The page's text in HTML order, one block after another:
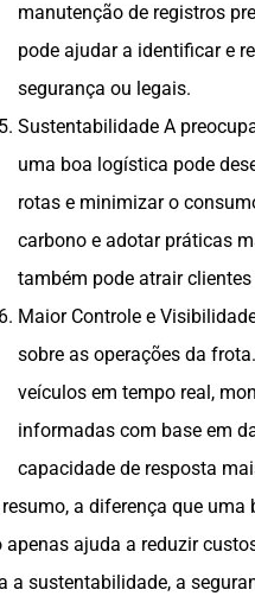
manutenção de registros
pode ajudar a identificar e
segurança ou legais.
Sustentabilidade A
uma boa logística pode
rotas e minimizar o
carbono e adotar práticas
também pode atrair
Maior Controle e
sobre as operações da
veículos em tempo real,
informadas com base em
capacidade de resposta
resumo, a diferença que
apenas ajuda a reduzir
a sustentabilidade, a